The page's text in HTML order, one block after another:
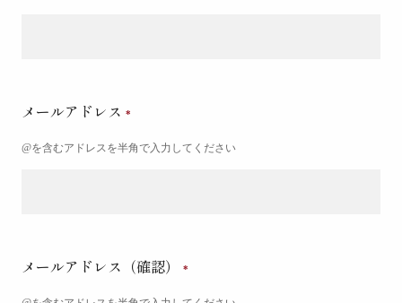
メールアドレス
@を含むアドレスを半角で入力してください
メールアドレス（確認）